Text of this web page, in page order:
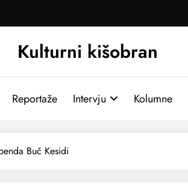
Kulturni kišobran
Reportaže Intervju Kolumne
Buč Kesidi